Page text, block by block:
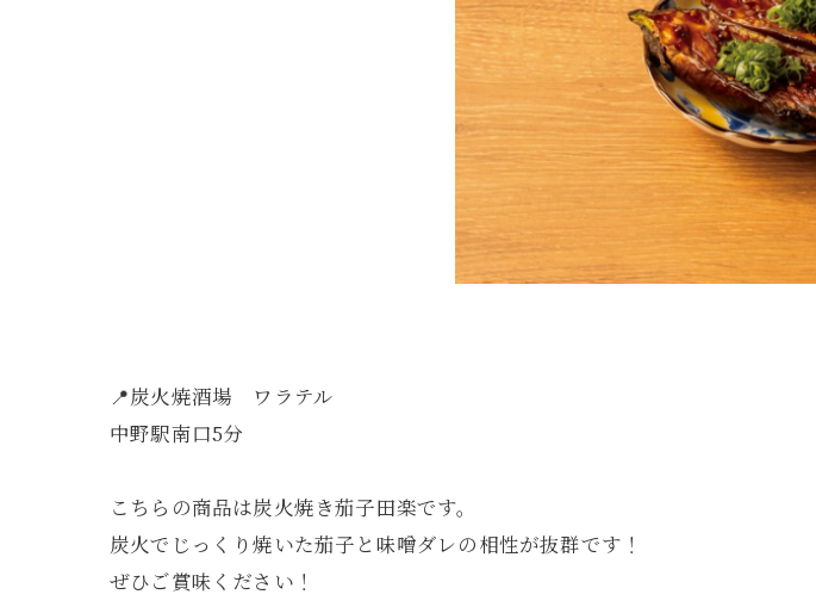
📍炭火焼酒場 ワラテル
中野駅南口5分
こちらの商品は炭火焼き茄子田楽です。
炭火でじっくり焼いた茄子と味噌ダレの相性が抜群です！
ぜひご賞味ください！